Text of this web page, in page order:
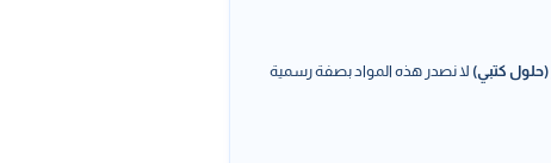
(حلول كتبي) لا نصدر هذه المواد بصفة رسمية